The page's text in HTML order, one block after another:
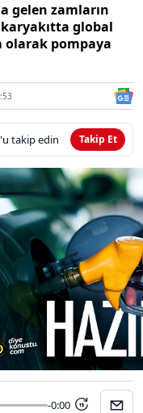
gelen zamların
global
olarak pompaya
takip edin Takip Et
-0:00 15